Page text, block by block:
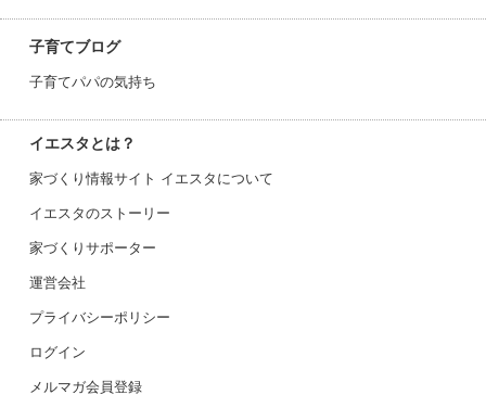
子育てブログ
子育てパパの気持ち
イエスタとは？
家づくり情報サイト イエスタについて
イエスタのストーリー
家づくりサポーター
運営会社
プライバシーポリシー
ログイン
メルマガ会員登録